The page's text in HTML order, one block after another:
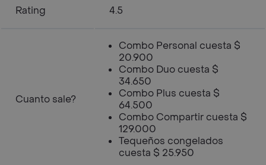
Rating 4.5
Cuanto sale?
Combo Personal cuesta $
20.900
Combo Duo cuesta $
34.650
Combo Plus cuesta $
64.500
Combo Compartir cuesta $
129.000
Tequeños congelados
cuesta $ 25.950